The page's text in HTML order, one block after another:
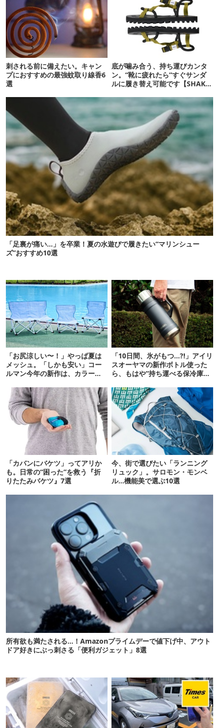
刺される前に備えたい。キャン
プにおすすめの最強蚊取り線香6
選
底が噛み合う、持ち運びカンタ
ン。“靴に疲れたら”すぐサンダ
ルに履き替え可能です【SHAKA
「足裏が痛い…」を卒業！夏の水遊びで履きたい“マリンシュー
ズ”おすすめ10選
「お尻涼しい〜！」やっぱ夏は
メッシュ。「しかも安い」コー
ルマン今年の新作は、カラーも
「10日間、氷がもつ…?!」アイリ
スオーヤマの新作ボトル使った
ら、もはや“持ち運べる保冷庫
「カバンにバケツ」ってアリか
も。日常の“困った”を救う『折
りたたみバケツ』7選
今、街で選びたい「ランニング
リュック」。サロモン・モンベ
ル…機能美で選ぶ10選
所有欲も満たされる…！Amazonプライムデーで値下げ中、アウト
ドア好きにぶっ刺さる「便利ガジェット」8選